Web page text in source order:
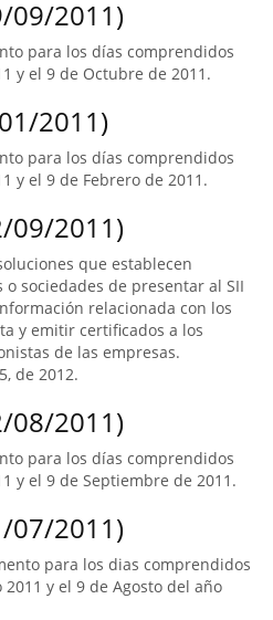
09/2011)
para los días comprendidos
y el 9 de Octubre de 2011.
2011)
para los días comprendidos
y el 9 de Febrero de 2011.
09/2011)
que establecen
sociedades de presentar al SII
relacionada con los
y emitir certificados a los
de las empresas.
de 2012.
08/2011)
para los días comprendidos
y el 9 de Septiembre de 2011.
07/2011)
para los dias comprendidos
y el 9 de Agosto del año